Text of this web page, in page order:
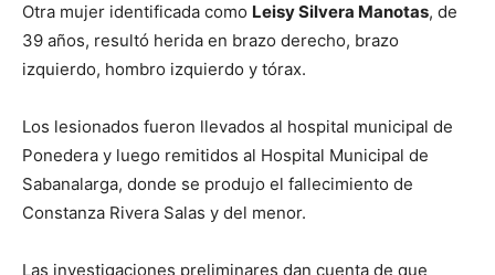
Otra mujer identificada como Leisy Silvera Manotas, de
39 años, resultó herida en brazo derecho, brazo
izquierdo, hombro izquierdo y tórax.
Los lesionados fueron llevados al hospital municipal de
Ponedera y luego remitidos al Hospital Municipal de
Sabanalarga, donde se produjo el fallecimiento de
Constanza Rivera Salas y del menor.
Las investigaciones preliminares dan cuenta de que